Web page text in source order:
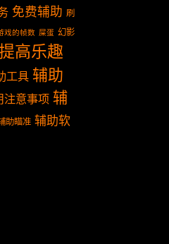
免费辅助 刷
戏的帧数 屎蛋 幻影
高乐趣
工具 辅助
注意事项 辅
助瞄准 辅助软